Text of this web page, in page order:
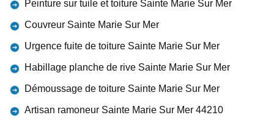
Peinture sur tuile et toiture Sainte Marie Sur Mer
Couvreur Sainte Marie Sur Mer
Urgence fuite de toiture Sainte Marie Sur Mer
Habillage planche de rive Sainte Marie Sur Mer
Démoussage de toiture Sainte Marie Sur Mer
Artisan ramoneur Sainte Marie Sur Mer 44210